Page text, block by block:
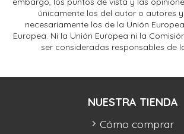
únicamente los del autor o autores
necesariamente los de la Unión
Europea. Ni la Unión Europea ni la
ser consideradas responsables de
NUESTRA TIENDA
Cómo comprar